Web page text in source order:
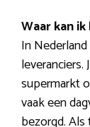
Waar kan
In
supermarkt
vaak een
bezorgd.